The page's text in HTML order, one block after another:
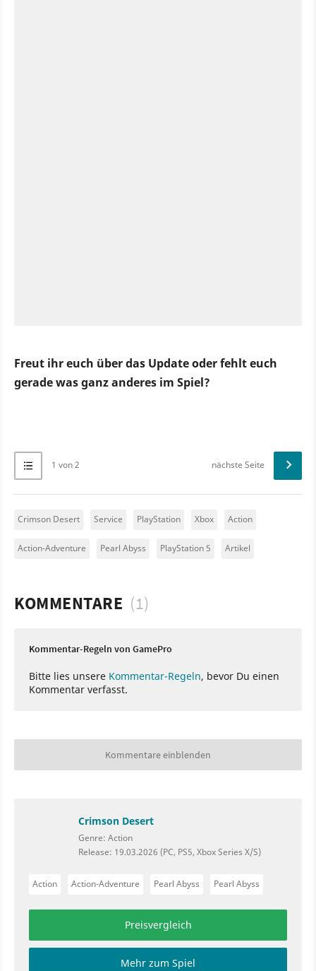
Freut ihr euch über das Update oder fehlt euch
gerade was ganz anderes im Spiel?
1 von 2 nächste Seite
Crimson Desert Service PlayStation Xbox Action
Action-Adventure Pearl Abyss PlayStation 5 Artikel
KOMMENTARE (1)
Kommentar-Regeln von GamePro
Bitte lies unsere Kommentar-Regeln, bevor Du einen
Kommentar verfasst.
Kommentare einblenden
Crimson Desert
Genre: Action
Release: 19.03.2026 (PC, PS5, Xbox Series X/S)
Action Action-Adventure Pearl Abyss Pearl Abyss
Preisvergleich
Mehr zum Spiel